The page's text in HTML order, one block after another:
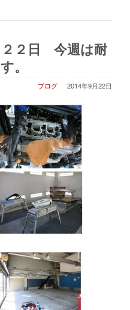
２日 今週は耐
。
2014年9月22日
ブログ